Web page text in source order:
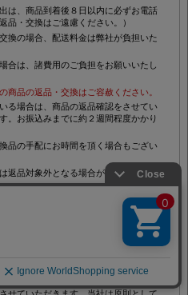
は、商品到着後８日以内に必ずお電話
品・交換はご遠慮ください。）
換の場合、配送料金は弊社が負担いた
合は、諸費用のご負担をお願いいたし
商品の返品・交換はご容赦ください。
る場合は、商品の返品確認をさせてい
。お振込みまでに約２週間程度かかり
品の手配にお時間を頂く場合もござい
返品対象外となる場合がございますの